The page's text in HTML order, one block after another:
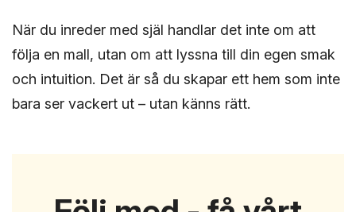
När du inreder med själ handlar det inte om att
följa en mall, utan om att lyssna till din egen smak
och intuition. Det är så du skapar ett hem som inte
bara ser vackert ut – utan känns rätt.